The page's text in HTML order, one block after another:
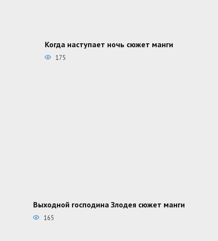
Когда наступает ночь сюжет манги
175
Выходной господина Злодея сюжет манги
165